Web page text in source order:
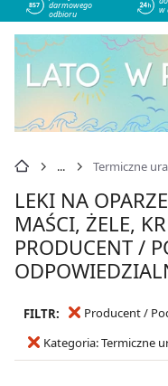
857 darmowego
odbioru w
Termiczne urazy skóry
LEKI NA
MAŚCI, ŻELE,
PRODUCENT /
FILTR:
Producent /
Kategoria: Termiczne